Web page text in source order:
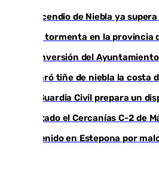
El incendio de Niebla ya
Una tormenta en la provincia
La inversión del
El taró tiñe de niebla la
La Guardia Civil prepara un
Cortado el Cercanías C-2 de
Detenido en Estepona por